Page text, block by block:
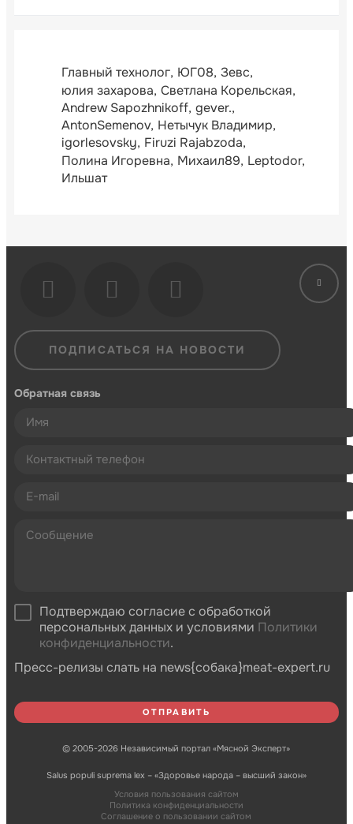
Главный технолог ЮГ08 Зевс
юлия захарова Светлана Корельская
Andrew Sapozhnikoff gever.
AntonSemenov Нетычук Владимир
igorlesovsky Firuzi Rajabzoda
Полина Игоревна Михаил89 Leptodor
Ильшат
ПОДПИСАТЬСЯ НА НОВОСТИ
Обратная связь
Подтверждаю согласие с обработкой
персональных данных и условиями Политики
конфиденциальности.
Пресс-релизы слать на news{собака}meat-expert.ru
© 2005-2026 Независимый портал «Мясной Эксперт»
Salus populi suprema lex – «Здоровье народа – высший закон»
Условия пользования сайтом
Политика конфиденциальности
Соглашение о пользовании сайтом